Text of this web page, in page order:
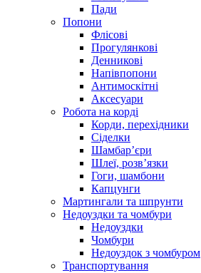
Пади
Попони
Флісові
Прогулянкові
Денникові
Напівпопони
Антимоскітні
Аксесуари
Робота на корді
Корди, перехідники
Сіделки
Шамбар’єри
Шлеї, розв’язки
Гоги, шамбони
Капцунги
Мартингали та шпрунти
Недоуздки та чомбури
Недоуздки
Чомбури
Недоуздок з чомбуром
Транспортування